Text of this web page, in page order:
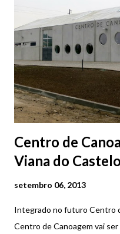
de pagamento aos sábados
segunda a sexta-feira entre
participar nesta campanha:
Campo d’Agonia, Gil
Centro de
Viana do Castelo
setembro 06, 2013
Integrado no futuro Centro
Centro de Canoagem vai